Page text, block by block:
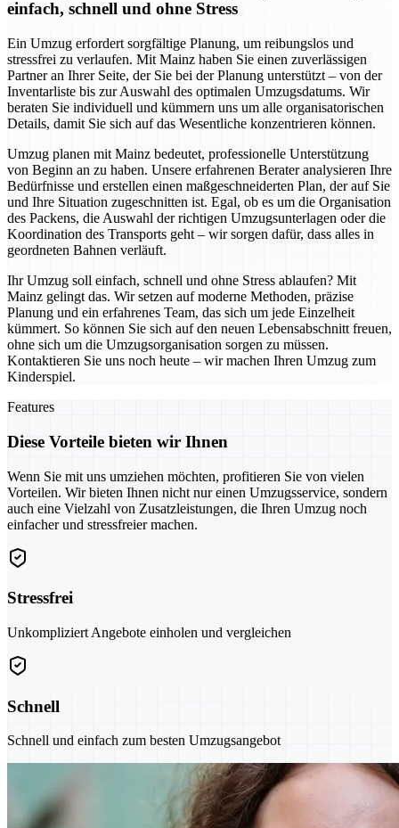
einfach, schnell und ohne Stress
Ein Umzug erfordert sorgfältige Planung, um reibungslos und
stressfrei zu verlaufen. Mit Mainz haben Sie einen zuverlässigen
Partner an Ihrer Seite, der Sie bei der Planung unterstützt – von der
Inventarliste bis zur Auswahl des optimalen Umzugsdatums. Wir
beraten Sie individuell und kümmern uns um alle organisatorischen
Details, damit Sie sich auf das Wesentliche konzentrieren können.
Umzug planen mit Mainz bedeutet, professionelle Unterstützung
von Beginn an zu haben. Unsere erfahrenen Berater analysieren Ihre
Bedürfnisse und erstellen einen maßgeschneiderten Plan, der auf Sie
und Ihre Situation zugeschnitten ist. Egal, ob es um die Organisation
des Packens, die Auswahl der richtigen Umzugsunterlagen oder die
Koordination des Transports geht – wir sorgen dafür, dass alles in
geordneten Bahnen verläuft.
Ihr Umzug soll einfach, schnell und ohne Stress ablaufen? Mit
Mainz gelingt das. Wir setzen auf moderne Methoden, präzise
Planung und ein erfahrenes Team, das sich um jede Einzelheit
kümmert. So können Sie sich auf den neuen Lebensabschnitt freuen,
ohne sich um die Umzugsorganisation sorgen zu müssen.
Kontaktieren Sie uns noch heute – wir machen Ihren Umzug zum
Kinderspiel.
Features
Diese Vorteile bieten wir Ihnen
Wenn Sie mit uns umziehen möchten, profitieren Sie von vielen
Vorteilen. Wir bieten Ihnen nicht nur einen Umzugsservice, sondern
auch eine Vielzahl von Zusatzleistungen, die Ihren Umzug noch
einfacher und stressfreier machen.
Stressfrei
Unkompliziert Angebote einholen und vergleichen
Schnell
Schnell und einfach zum besten Umzugsangebot